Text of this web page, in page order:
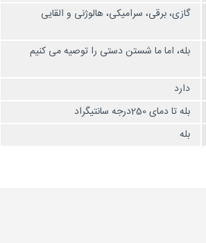
گازی، برقی، سرامیکی، هالوژنی و القایی
بله، اما ما شستن دستی را توصیه می کنیم
دارد
بله تا دمای 250درجه سانتیگراد
بله